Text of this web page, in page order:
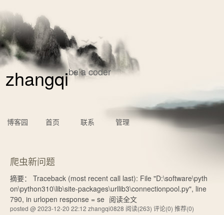
zhangqibe a coder
博客园 首页 联系 管理
爬虫新问题
摘要： Traceback (most recent call last): File "D:\software\pyth
on\python310\lib\site-packages\urllib3\connectionpool.py", line
790, in urlopen response = se 阅读全文
posted @ 2023-12-20 22:12 zhangqi0828 阅读(263) 评论(0) 推荐(0)